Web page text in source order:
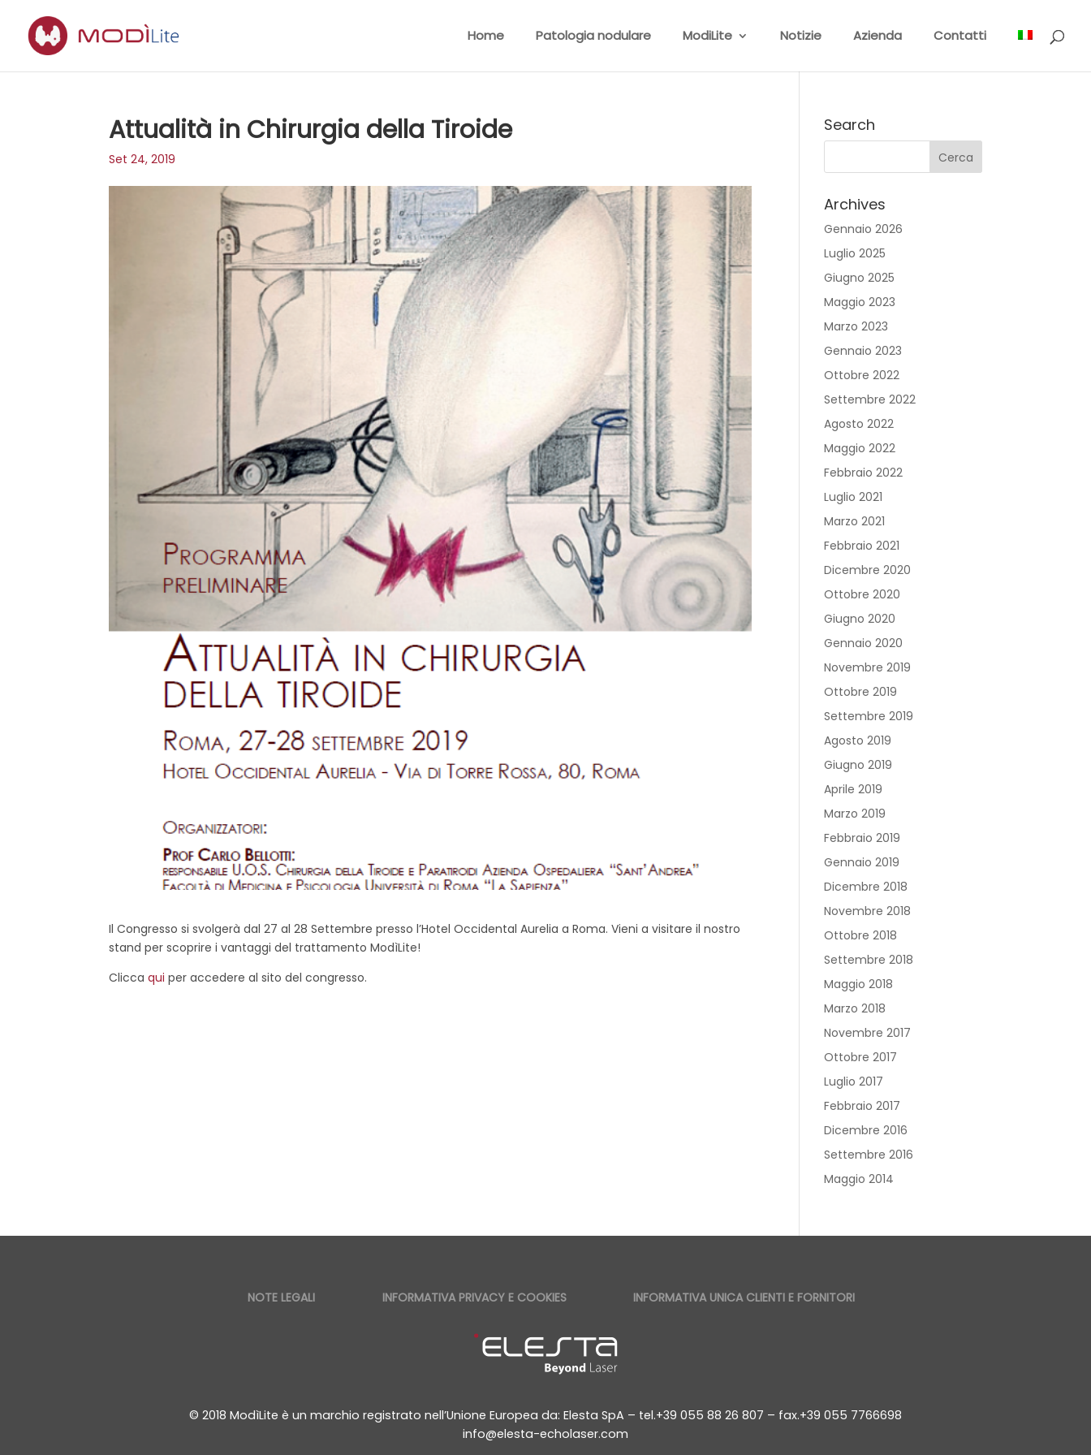
Home Patologia nodulare ModiLite Notizie Azienda Contatti
Attualità in Chirurgia della Tiroide
Set 24, 2019
Il Congresso si svolgerà dal 27 al 28 Settembre presso l’Hotel Occidental Aurelia a Roma. Vieni a visitare il nostro
stand per scoprire i vantaggi del trattamento ModìLite!
Cliccaqui per accedere al sito del congresso.
Search
Archives
Gennaio 2026
Luglio 2025
Giugno 2025
Maggio 2023
Marzo 2023
Gennaio 2023
Ottobre 2022
Settembre 2022
Agosto 2022
Maggio 2022
Febbraio 2022
Luglio 2021
Marzo 2021
Febbraio 2021
Dicembre 2020
Ottobre 2020
Giugno 2020
Gennaio 2020
Novembre 2019
Ottobre 2019
Settembre 2019
Agosto 2019
Giugno 2019
Aprile 2019
Marzo 2019
Febbraio 2019
Gennaio 2019
Dicembre 2018
Novembre 2018
Ottobre 2018
Settembre 2018
Maggio 2018
Marzo 2018
Novembre 2017
Ottobre 2017
Luglio 2017
Febbraio 2017
Dicembre 2016
Settembre 2016
Maggio 2014
NOTE LEGALI INFORMATIVA PRIVACY E COOKIES INFORMATIVA UNICA CLIENTI E FORNITORI
© 2018 ModìLite è un marchio registrato nell’Unione Europea da: Elesta SpA – tel.+39 055 88 26 807 – fax.+39 055 7766698
info@elesta-echolaser.com